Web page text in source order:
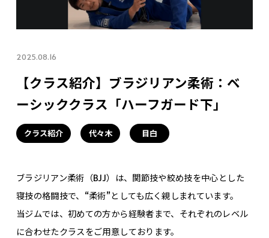
2025.08.16
【クラス紹介】ブラジリアン柔術：ベ
ーシッククラス「ハーフガード下」
クラス紹介 代々木 目白
ブラジリアン柔術（BJJ）は、関節技や絞め技を中心とした
寝技の格闘技で、“柔術”としても広く親しまれています。
当ジムでは、初めての方から経験者まで、それぞれのレベル
に合わせたクラスをご用意しております。